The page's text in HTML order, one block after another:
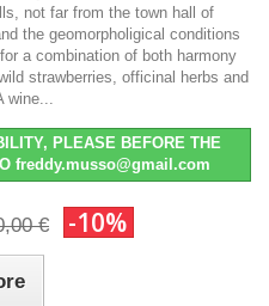
not far from the town hall of
the geomorpholigical conditions
a combination of both harmony
strawberries, officinal herbs and
wine...
PLEASE BEFORE THE
freddy.musso@gmail.com
€ -10%